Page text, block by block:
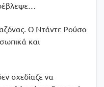
Ο Ντάντε Ρούσο
και
σχεδίαζε να